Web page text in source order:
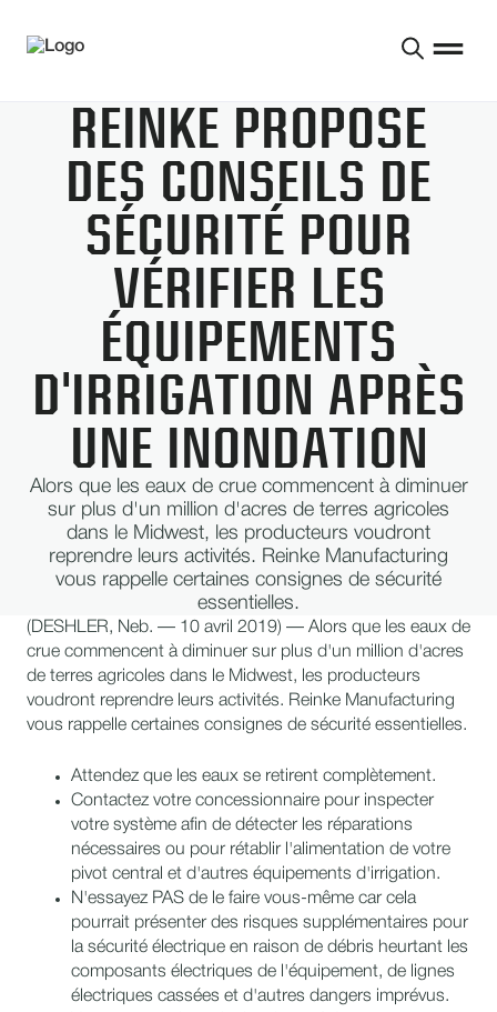
REINKE PROPOSE
DES CONSEILS DE
SÉCURITÉ POUR
VÉRIFIER LES
ÉQUIPEMENTS
D'IRRIGATION APRÈS
UNE INONDATION
Alors que les eaux de crue commencent à diminuer
sur plus d'un million d'acres de terres agricoles
dans le Midwest, les producteurs voudront
reprendre leurs activités. Reinke Manufacturing
vous rappelle certaines consignes de sécurité
essentielles.
(DESHLER, Neb. — 10 avril 2019) — Alors que les eaux de
crue commencent à diminuer sur plus d'un million d'acres
de terres agricoles dans le Midwest, les producteurs
voudront reprendre leurs activités. Reinke Manufacturing
vous rappelle certaines consignes de sécurité essentielles.
Attendez que les eaux se retirent complètement.
Contactez votre concessionnaire pour inspecter
votre système afin de détecter les réparations
nécessaires ou pour rétablir l'alimentation de votre
pivot central et d'autres équipements d'irrigation.
N'essayez PAS de le faire vous-même car cela
pourrait présenter des risques supplémentaires pour
la sécurité électrique en raison de débris heurtant les
composants électriques de l'équipement, de lignes
électriques cassées et d'autres dangers imprévus.